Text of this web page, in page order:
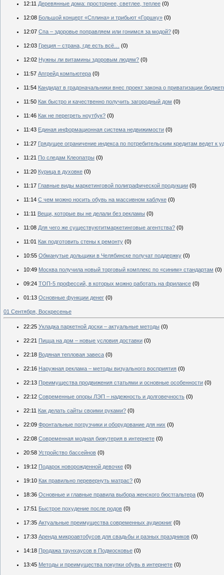
12:11 Деревянные дома: просторнее, светлее, теплее (0)
12:08 Большой концерт «Сплина» и трибьют «Горшку» (0)
12:07 Спа – здоровье поправляем или гонимся за модой? (0)
12:03 Греция – страна, где есть всё… (0)
12:02 Нужны ли витамины здоровым людям? (0)
11:57 Апгрейд компьютера (0)
11:54 Кандидат в градоначальники внес проект закона о приватизации
11:50 Как быстро и качественно получить загородный дом (0)
11:46 Как не перегреть ноутбук? (0)
11:43 Единая информационная система недвижимости (0)
11:27 Грядущее ограничение индекса по потребительским кредитам ведет к
11:21 По следам Клеопатры (0)
11:20 Курица в духовке (0)
11:17 Главные виды маркетинговой полиграфической продукции (0)
11:14 С чем можно носить обувь на массивном каблуке (0)
11:11 Вещи, которые вы не делали без рекламы (0)
11:08 Для чего же существуютитмаркетинговые агентства? (0)
11:01 Как подготовить стены к ремонту (0)
10:55 Обманутые дольщики в Челябинске получат поддержку (0)
10:49 Москва получила новый торговый комплекс по «синим» стандартам (0)
09:24 ТОП-5 профессий, в которых можно работать на фрилансе (0)
01:13 Основные функции денег (0)
01 Сентября, Воскресенье
22:25 Укладка паркетной доски – актуальные методы (0)
22:21 Пицца на дом – новые условия доставки (0)
22:18 Водяная тепловая завеса (0)
22:16 Наружная реклама – методы визуального восприятия (0)
22:13 Преимущества продвижения статьями и основные особенности (0)
22:12 Современные опоры ЛЭП – надежность и долговечность (0)
22:11 Как делать сайты своими руками? (0)
22:09 Фронтальные погрузчики и оборудование для них (0)
22:08 Современная модная бижутерия в интернете (0)
20:58 Устройство бассейнов (0)
19:12 Подарок новорожденной девочке (0)
19:10 Как правильно перевернуть матрас? (0)
18:36 Основные и главные правила выбора женского бюстгальтера (0)
17:51 Быстрое похудение после родов (0)
17:35 Актуальные преимущества современных аудиокниг (0)
17:33 Аренда микроавтобусов для свадьбы и разных праздников (0)
14:18 Продажа таунхаусов в Подмосковье (0)
13:45 Методы и преимущества покупки обувь в интернете (0)